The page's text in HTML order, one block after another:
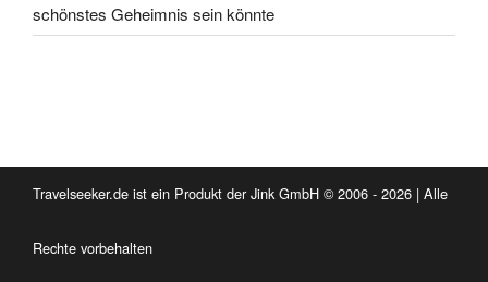
schönstes Geheimnis sein könnte
Travelseeker.de ist ein Produkt der Jink GmbH © 2006 - 2026 | Alle
Rechte vorbehalten